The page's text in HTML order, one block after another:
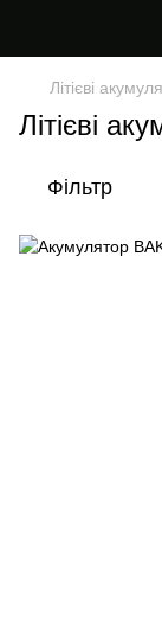
Літієві
Літієві
Фільтр